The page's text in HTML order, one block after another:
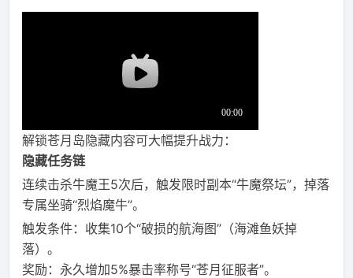
解锁苍月岛隐藏内容可大幅提升战力：
隐藏任务链
连续击杀牛魔王5次后，触发限时副本“牛魔祭坛”，掉落
专属坐骑“烈焰魔牛”。
触发条件：收集10个“破损的航海图”（海滩鱼妖掉
落）。
奖励：永久增加5%暴击率称号“苍月征服者”。